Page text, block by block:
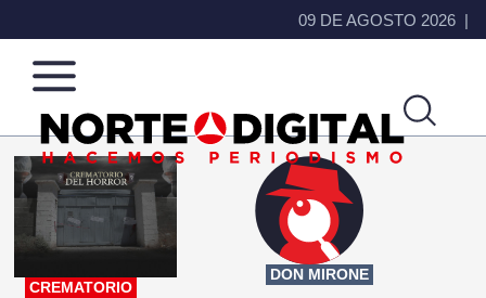
09 DE AGOSTO 2026
Norte
de
Ciudad
Más
que
noticias,
hacemos periodismo
CREMATORIO
DON MIRONE